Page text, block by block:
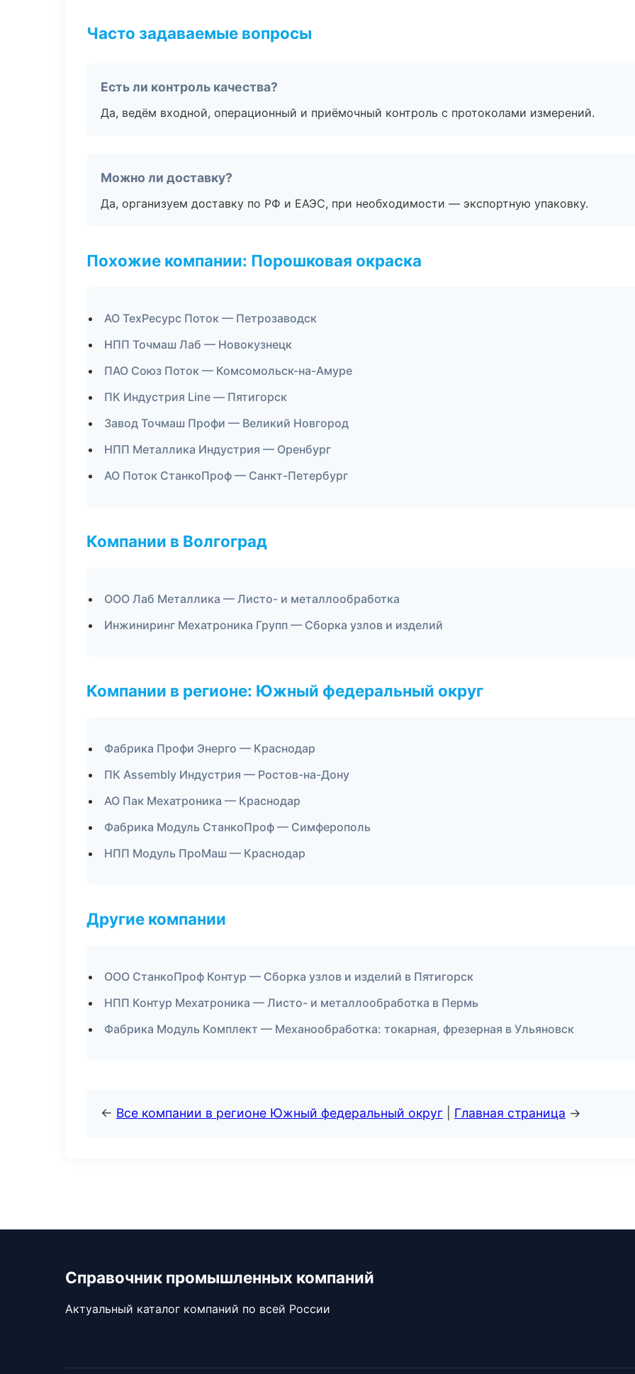
Часто задаваемые вопросы
Есть ли контроль качества?
Да, ведём входной, операционный и приёмочный контроль с протоколами измерений.
Можно ли доставку?
Да, организуем доставку по РФ и ЕАЭС, при необходимости — экспортную упаковку.
Похожие компании: Порошковая окраска
АО ТехРесурс Поток — Петрозаводск
НПП Точмаш Лаб — Новокузнецк
ПАО Союз Поток — Комсомольск-на-Амуре
ПК Индустрия Line — Пятигорск
Завод Точмаш Профи — Великий Новгород
НПП Металлика Индустрия — Оренбург
АО Поток СтанкоПроф — Санкт-Петербург
Компании в Волгоград
ООО Лаб Металлика — Листо- и металлообработка
Инжиниринг Мехатроника Групп — Сборка узлов и изделий
Компании в регионе: Южный федеральный округ
Фабрика Профи Энерго — Краснодар
ПК Assembly Индустрия — Ростов-на-Дону
АО Пак Мехатроника — Краснодар
Фабрика Модуль СтанкоПроф — Симферополь
НПП Модуль ПроМаш — Краснодар
Другие компании
ООО СтанкоПроф Контур — Сборка узлов и изделий в Пятигорск
НПП Контур Мехатроника — Листо- и металлообработка в Пермь
Фабрика Модуль Комплект — Механообработка: токарная, фрезерная в Ульяновск
← Все компании в регионе Южный федеральный округ Главная страница →
Справочник промышленных компаний
Актуальный каталог компаний по всей России